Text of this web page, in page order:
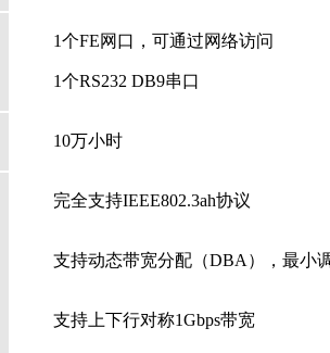
1个FE网口，可通过网络访问
1个RS232 DB9串口
10万小时
完全支持IEEE802.3ah协议
支持动态带宽分配（DBA ），最小
支持上下行对称1Gbps带宽